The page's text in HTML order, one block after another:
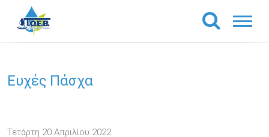
Ευχές Πάσχα
Τετάρτη 20 Απριλίου 2022